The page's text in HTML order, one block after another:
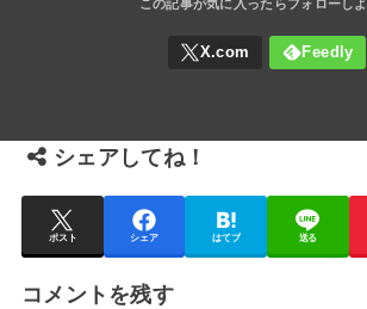
シェアしてね！
ポスト シェア はてブ 送る
コメントを残す